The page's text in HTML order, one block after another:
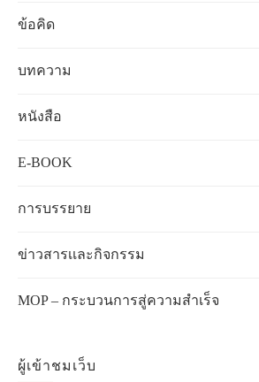
ข้อคิด
บทความ
หนังสือ
E-BOOK
การบรรยาย
ข่าวสารเเละกิจกรรม
MOP – กระบวนการสู่ความสำเร็จ
ผู้เข้าชมเว็บ